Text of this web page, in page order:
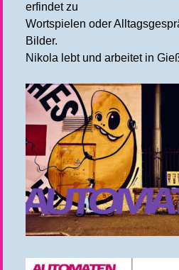
erfindet zu
Wortspielen oder
Bilder.
Nikola lebt und arbeitet in